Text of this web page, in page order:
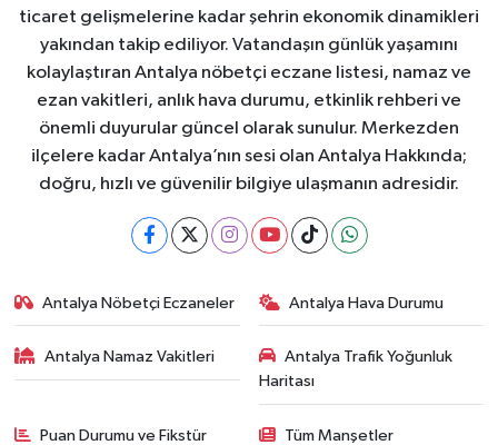
ticaret gelişmelerine kadar şehrin ekonomik dinamikleri
yakından takip ediliyor. Vatandaşın günlük yaşamını
kolaylaştıran Antalya nöbetçi eczane listesi, namaz ve
ezan vakitleri, anlık hava durumu, etkinlik rehberi ve
önemli duyurular güncel olarak sunulur. Merkezden
ilçelere kadar Antalya’nın sesi olan Antalya Hakkında;
doğru, hızlı ve güvenilir bilgiye ulaşmanın adresidir.
Antalya Nöbetçi Eczaneler Antalya Hava Durumu
Antalya Namaz Vakitleri
Antalya Trafik Yoğunluk
Haritası
Puan Durumu ve Fikstür Tüm Manşetler